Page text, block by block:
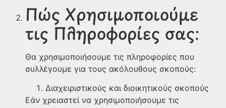
Πώς Χρησιμοποιούμε
τις Πληροφορίες σας:
Θα χρησιμοποιήσουμε τις πληροφορίες που
συλλέγουμε για τους ακόλουθους σκοπούς:
Διαχειριστικούς και διοικητικούς σκοπούς
Εάν χρειαστεί να χρησιμοποιήσουμε τις